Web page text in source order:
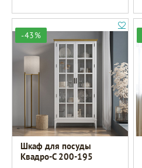
-43%
Шкаф для посуды
Квадро-С 200-195